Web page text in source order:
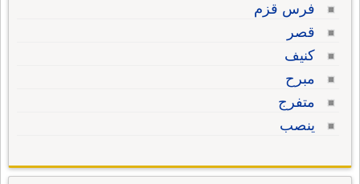
فرس قزم
قصر
كنيف
مبرح
متفرج
ينصب